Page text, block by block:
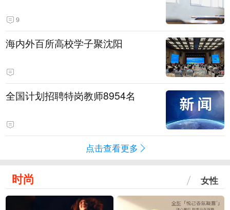
9
海内外百所高校学子聚沈阳
全国计划招聘特岗教师8954名
点击查看更多
时尚 女性